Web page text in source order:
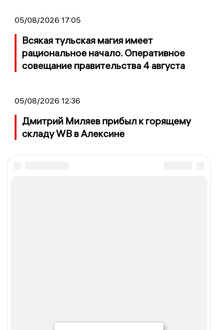
05/08/2026 17:05
Всякая тульская магия имеет
рациональное начало. Оперативное
совещание правительства 4 августа
05/08/2026 12:36
Дмитрий Миляев прибыл к горящему
складу WB в Алексине